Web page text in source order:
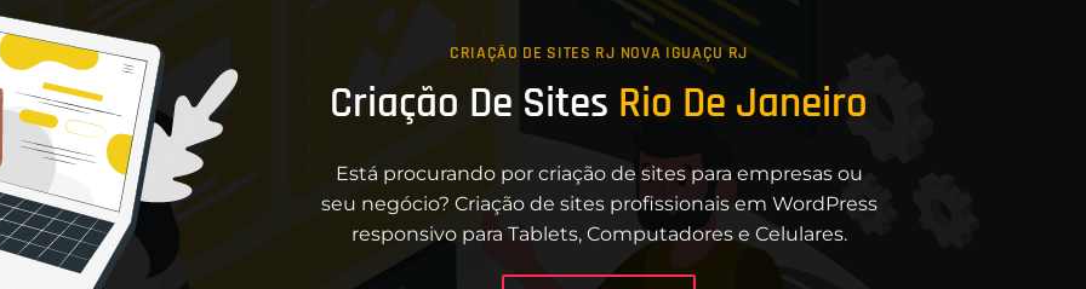
CRIAÇÃO DE SITES RJ NOVA IGUAÇU RJ
Criação De Sites Rio De Janeiro
Está procurando por criação de sites para empresas ou
seu negócio? Criação de sites profissionais em WordPress
responsivo para Tablets, Computadores e Celulares.